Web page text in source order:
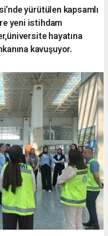
yürütülen kapsamlı
yeni istihdam
hayatına
kavuşuyor.